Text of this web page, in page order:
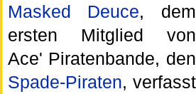
Masked Deuce, dem
ersten Mitglied von
Ace' Piratenbande, den
Spade-Piraten, verfasst